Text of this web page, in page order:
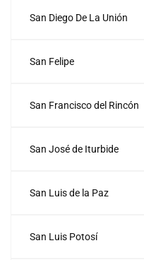
San Diego De La Unión
San Felipe
San Francisco del Rincón
San José de Iturbide
San Luis de la Paz
San Luis Potosí